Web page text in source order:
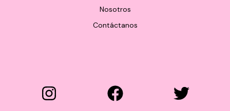
Nosotros
Contáctanos